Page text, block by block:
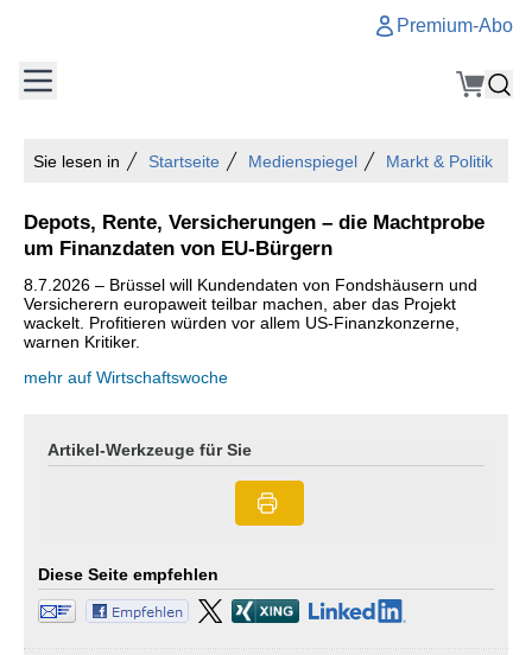
Premium-Abo
Sie lesen in Startseite Medienspiegel Markt & Politik
Depots, Rente, Versicherungen – die Machtprobe
um Finanzdaten von EU-Bürgern
8.7.2026 – Brüssel will Kundendaten von Fondshäusern und
Versicherern europaweit teilbar machen, aber das Projekt
wackelt. Profitieren würden vor allem US-Finanzkonzerne,
warnen Kritiker.
mehr auf Wirtschaftswoche
Artikel-Werkzeuge für Sie
Diese Seite empfehlen